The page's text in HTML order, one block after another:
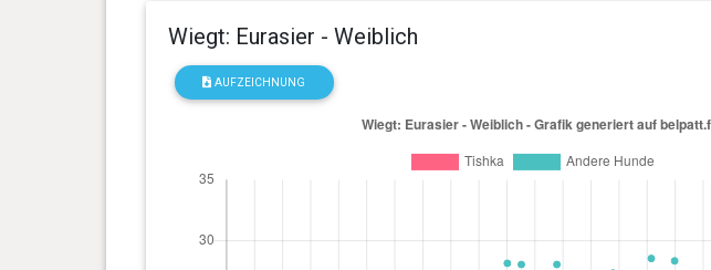
Wiegt: Eurasier - Weiblich
AUFZEICHNUNG